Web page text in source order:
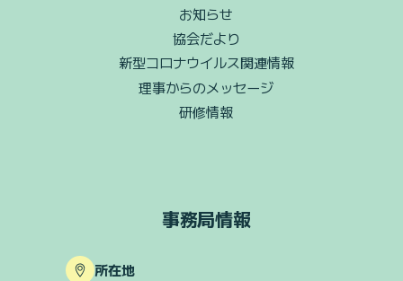
お知らせ
協会だより
新型コロナウイルス関連情報
理事からのメッセージ
研修情報
事務局情報
所在地